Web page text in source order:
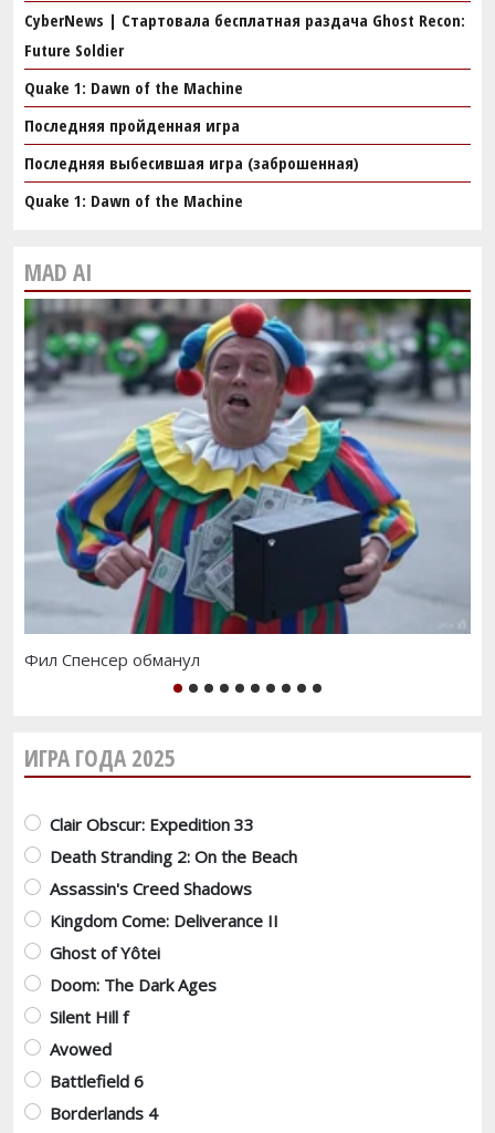
CyberNews | Стартовала бесплатная раздача Ghost Recon:
Future Soldier
Quake 1: Dawn of the Machine
Последняя пройденная игра
Последняя выбесившая игра (заброшенная)
Quake 1: Dawn of the Machine
MAD AI
Фил Спенсер обманул
1 2 3
ИГРА ГОДА 2025
Варианты
Clair Obscur: Expedition 33
Death Stranding 2: On the Beach
Assassin's Creed Shadows
Kingdom Come: Deliverance II
Ghost of Yôtei
Doom: The Dark Ages
Silent Hill f
Avowed
Battlefield 6
Borderlands 4